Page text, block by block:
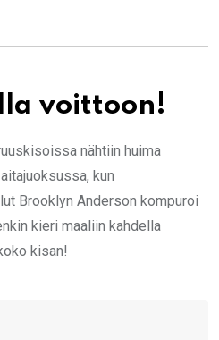
voittoon!
nähtiin huima
kun
Brooklyn Anderson kompuroi
kieri maaliin kahdella
kisan!